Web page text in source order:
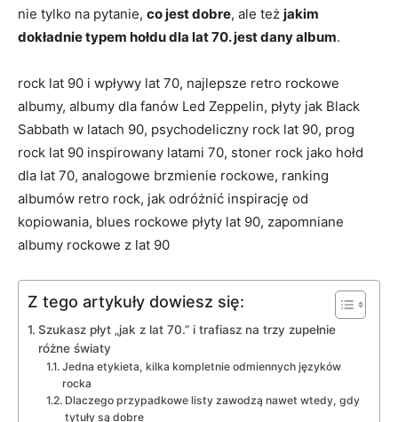
nie tylko na pytanie, co jest dobre, ale też jakim
dokładnie typem hołdu dla lat 70. jest dany album.
rock lat 90 i wpływy lat 70, najlepsze retro rockowe
albumy, albumy dla fanów Led Zeppelin, płyty jak Black
Sabbath w latach 90, psychodeliczny rock lat 90, prog
rock lat 90 inspirowany latami 70, stoner rock jako hołd
dla lat 70, analogowe brzmienie rockowe, ranking
albumów retro rock, jak odróżnić inspirację od
kopiowania, blues rockowe płyty lat 90, zapomniane
albumy rockowe z lat 90
Z tego artykuły dowiesz się:
Szukasz płyt „jak z lat 70.” i trafiasz na trzy zupełnie
różne światy
Jedna etykieta, kilka kompletnie odmiennych języków
rocka
Dlaczego przypadkowe listy zawodzą nawet wtedy, gdy
tytuły są dobre